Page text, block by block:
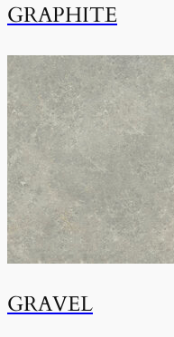
GRAPHITE
GRAVEL